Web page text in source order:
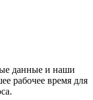
данные и наши
рабочее время для